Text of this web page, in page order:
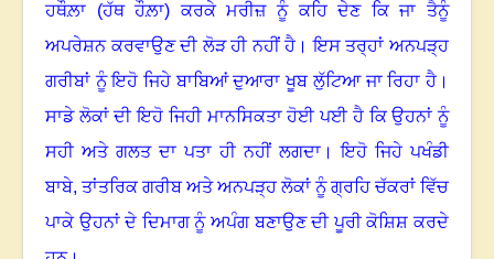
ਹਥੌਲ਼ਾ (ਹੱਥ ਹੌਲ਼ਾ) ਕਰਕੇ ਮਰੀਜ਼ ਨੂੰ ਕਹਿ ਦੇਣ ਕਿ ਜਾ ਤੈਨੂੰ
ਅਪਰੇਸ਼ਨ ਕਰਵਾਉਣ ਦੀ ਲੋੜ ਹੀ ਨਹੀਂ ਹੈ। ਇਸ ਤਰ੍ਹਾਂ ਅਨਪੜ੍ਹ
ਗਰੀਬਾਂ ਨੂੰ ਇਹੋ ਜਿਹੇ ਬਾਬਿਆਂ ਦੁਆਰਾ ਖੂਬ ਲੁੱਟਿਆ ਜਾ ਰਿਹਾ ਹੈ।‌
ਸਾਡੇ ਲੋਕਾਂ ਦੀ ਇਹੋ ਜਿਹੀ ਮਾਨਸਿਕਤਾ ਹੋਈ ਪਈ ਹੈ ਕਿ ਉਹਨਾਂ ਨੂੰ
ਸਹੀ ਅਤੇ ਗਲਤ ਦਾ ਪਤਾ ਹੀ ਨਹੀਂ ਲਗਦਾ। ਇਹੋ ਜਿਹੇ ਪਖੰਡੀ
ਬਾਬੇ, ਤਾਂਤਰਿਕ ਗਰੀਬ ਅਤੇ‌ ਅਨਪੜ੍ਹ ਲੋਕਾਂ ਨੂੰ ਗ੍ਰਹਿ ਚੱਕਰਾਂ ਵਿੱਚ
ਪਾਕੇ ਉਹਨਾਂ ਦੇ ਦਿਮਾਗ ਨੂੰ ਅਪੰਗ ਬਣਾਉਣ ਦੀ ਪੂਰੀ ਕੋਸ਼ਿਸ਼ ਕਰਦੇ